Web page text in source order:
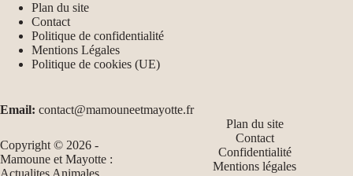
Plan du site
Contact
Politique de confidentialité
Mentions Légales
Politique de cookies (UE)
Email: contact@mamouneetmayotte.fr
Copyright © 2026 -
Mamoune et Mayotte :
Plan du site
Contact
Confidentialité
Mentions légales